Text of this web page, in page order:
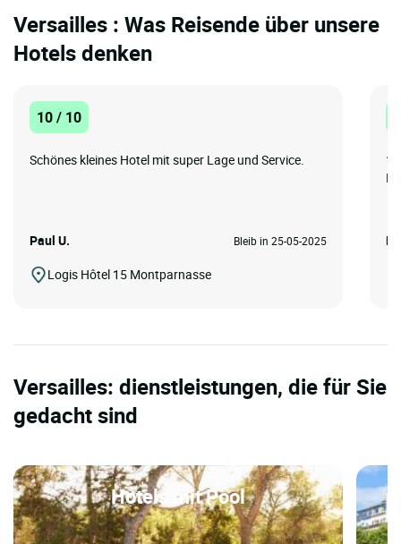
Versailles : Was Reisende über unsere
Hotels denken
10 / 10
Schönes kleines Hotel mit super Lage und Service.
Paul U. Bleib in 25-05-2025
Logis Hôtel 15 Montparnasse
1.
Versailles: dienstleistungen, die für Sie
gedacht sind
Hotels mit Pool